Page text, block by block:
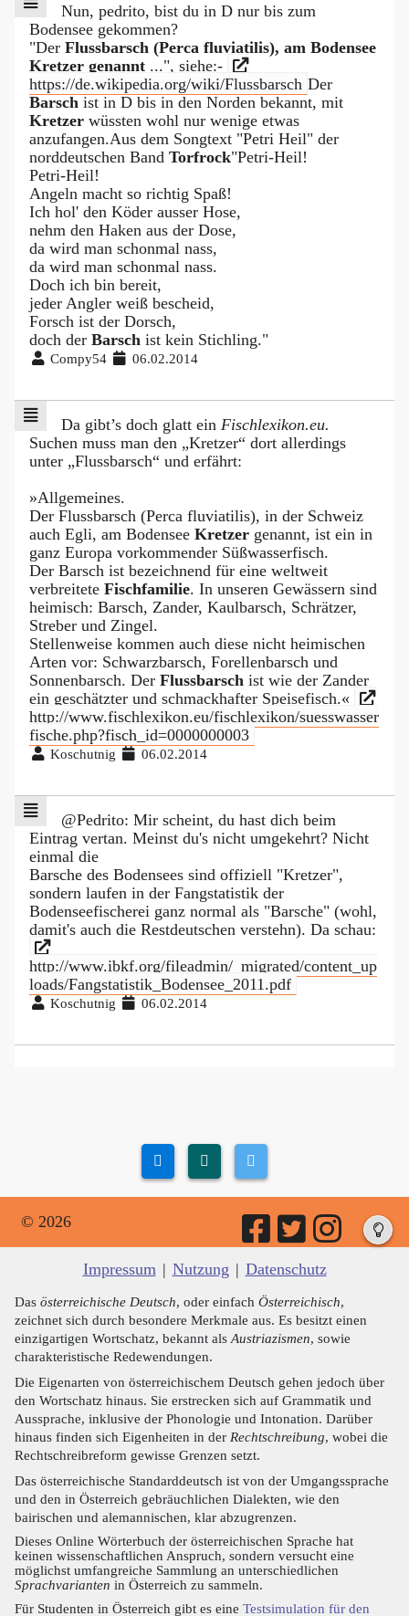
Nun, pedrito, bist du in D nur bis zum
Bodensee gekommen?
"Der Flussbarsch (Perca fluviatilis), am Bodensee
Kretzer genannt ...", siehe:-
https://de.wikipedia.org/wiki/Flussbarsch Der
Barsch ist in D bis in den Norden bekannt, mit
Kretzer wüssten wohl nur wenige etwas
anzufangen.Aus dem Songtext "Petri Heil" der
norddeutschen Band Torfrock"Petri-Heil!
Petri-Heil!
Angeln macht so richtig Spaß!
Ich hol' den Köder ausser Hose,
nehm den Haken aus der Dose,
da wird man schonmal nass,
da wird man schonmal nass.
Doch ich bin bereit,
jeder Angler weiß bescheid,
Forsch ist der Dorsch,
doch der Barsch ist kein Stichling."
Compy54 06.02.2014
Da gibt’s doch glatt ein Fischlexikon.eu.
Suchen muss man den „Kretzer“ dort allerdings
unter „Flussbarsch“ und erfährt:
»Allgemeines.
Der Flussbarsch (Perca fluviatilis), in der Schweiz
auch Egli, am Bodensee Kretzer genannt, ist ein in
ganz Europa vorkommender Süßwasserfisch.
Der Barsch ist bezeichnend für eine weltweit
verbreitete Fischfamilie. In unseren Gewässern sind
heimisch: Barsch, Zander, Kaulbarsch, Schrätzer,
Streber und Zingel.
Stellenweise kommen auch diese nicht heimischen
Arten vor: Schwarzbarsch, Forellenbarsch und
Sonnenbarsch. Der Flussbarsch ist wie der Zander
ein geschätzter und schmackhafter Speisefisch.«
http://www.fischlexikon.eu/fischlexikon/suesswasser
fische.php?fisch_id=0000000003
Koschutnig 06.02.2014
@Pedrito: Mir scheint, du hast dich beim
Eintrag vertan. Meinst du's nicht umgekehrt? Nicht
einmal die
Barsche des Bodensees sind offiziell "Kretzer",
sondern laufen in der Fangstatistik der
Bodenseefischerei ganz normal als "Barsche" (wohl,
damit's auch die Restdeutschen verstehn). Da schau:
http://www.ibkf.org/fileadmin/_migrated/content_up
loads/Fangstatistik_Bodensee_2011.pdf
Koschutnig 06.02.2014
© 2026
Impressum | Nutzung | Datenschutz
Das österreichische Deutsch, oder einfach Österreichisch,
zeichnet sich durch besondere Merkmale aus. Es besitzt einen
einzigartigen Wortschatz, bekannt als Austriazismen, sowie
charakteristische Redewendungen.
Die Eigenarten von österreichischem Deutsch gehen jedoch über
den Wortschatz hinaus. Sie erstrecken sich auf Grammatik und
Aussprache, inklusive der Phonologie und Intonation. Darüber
hinaus finden sich Eigenheiten in der Rechtschreibung, wobei die
Rechtschreibreform gewisse Grenzen setzt.
Das österreichische Standarddeutsch ist von der Umgangssprache
und den in Österreich gebräuchlichen Dialekten, wie den
bairischen und alemannischen, klar abzugrenzen.
Dieses Online Wörterbuch der österreichischen Sprache hat
keinen wissenschaftlichen Anspruch, sondern versucht eine
möglichst umfangreiche Sammlung an unterschiedlichen
Sprachvarianten in Österreich zu sammeln.
Für Studenten in Österreich gibt es eine Testsimulation für den